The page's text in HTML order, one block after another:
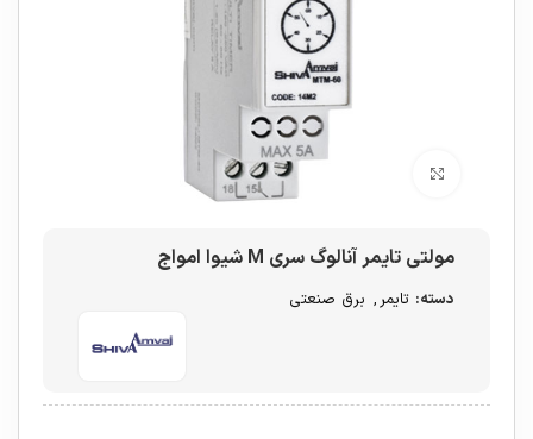
برای بزرگنمایی کلیک کنید
مولتی تایمر آنالوگ سری M شیوا امواج
دسته: تایمر, برق صنعتی